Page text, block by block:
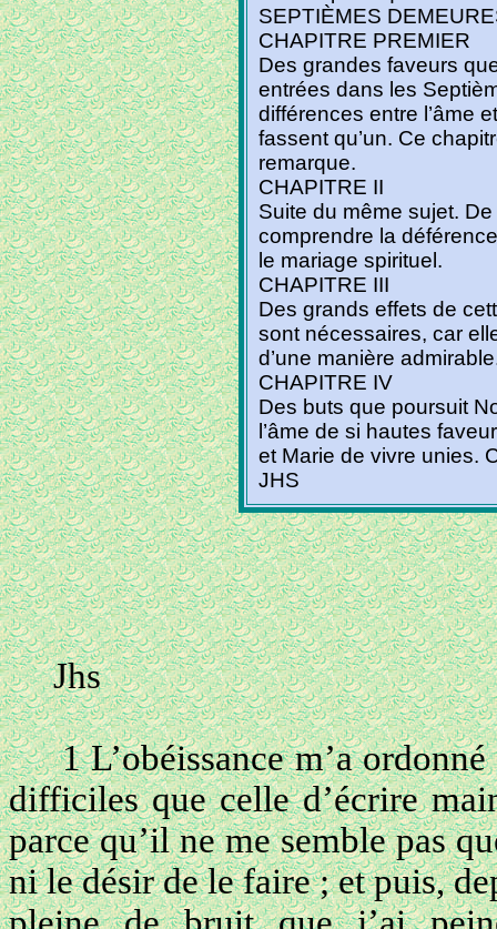
SEPTIÈMES
CHAPITRE PREMIER
Des grandes faveurs
entrées dans les
différences entre l’âme
fassent qu’un. Ce
remarque.
CHAPITRE II
Suite du même sujet.
comprendre la
le mariage spirituel.
CHAPITRE III
Des grands effets de
sont nécessaires, car
d’une manière
CHAPITRE IV
Des buts que poursuit
l’âme de si hautes
et Marie de vivre unies.
JHS
Jhs
1 L’obéissance m’a
difficiles que celle d’écrire
parce qu’il ne me semble pas
ni le désir de le faire ; et puis,